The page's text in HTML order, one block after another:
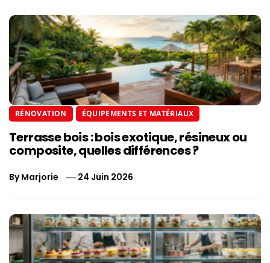
RÉNOVATION ÉQUIPEMENTS ET MATÉRIAUX
Terrasse bois : bois exotique, résineux ou
composite, quelles différences ?
ByMarjorie 24 Juin 2026